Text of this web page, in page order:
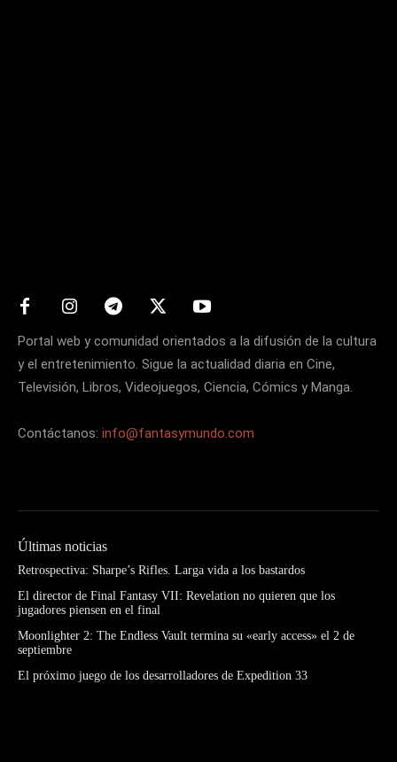
Portal web y comunidad orientados a la difusión de la cultura
y el entretenimiento. Sigue la actualidad diaria en Cine,
Televisión, Libros, Videojuegos, Ciencia, Cómics y Manga.
Contáctanos: info@fantasymundo.com
Últimas noticias
Retrospectiva: Sharpe’s Rifles. Larga vida a los bastardos
El director de Final Fantasy VII: Revelation no quieren que los
jugadores piensen en el final
Moonlighter 2: The Endless Vault termina su «early access» el 2 de
septiembre
El próximo juego de los desarrolladores de Expedition 33